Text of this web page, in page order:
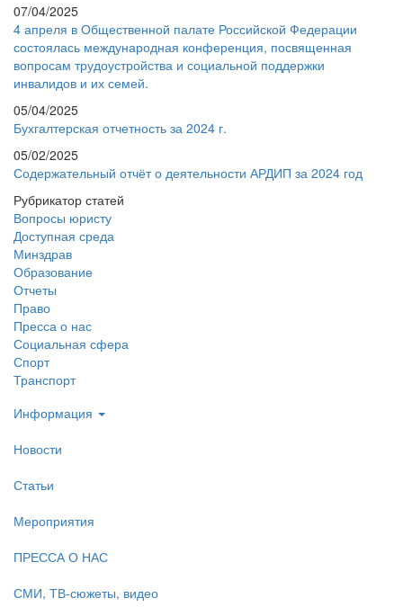
07/04/2025
4 апреля в Общественной палате Российской Федерации
состоялась международная конференция, посвященная
вопросам трудоустройства и социальной поддержки
инвалидов и их семей.
05/04/2025
Бухгалтерская отчетность за 2024 г.
05/02/2025
Содержательный отчёт о деятельности АРДИП за 2024 год
Рубрикатор статей
Вопросы юристу
Доступная среда
Минздрав
Образование
Отчеты
Право
Пресса о нас
Социальная сфера
Спорт
Транспорт
Информация
Новости
Статьи
Мероприятия
ПРЕССА О НАС
СМИ, ТВ-сюжеты, видео